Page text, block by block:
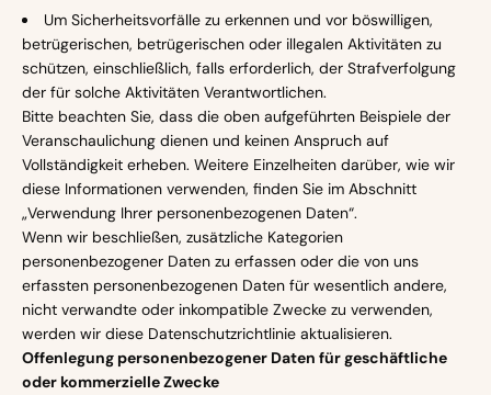
Um Sicherheitsvorfälle zu erkennen und vor böswilligen,
betrügerischen, betrügerischen oder illegalen Aktivitäten zu
schützen, einschließlich, falls erforderlich, der Strafverfolgung
der für solche Aktivitäten Verantwortlichen.
Bitte beachten Sie, dass die oben aufgeführten Beispiele der
Veranschaulichung dienen und keinen Anspruch auf
Vollständigkeit erheben. Weitere Einzelheiten darüber, wie wir
diese Informationen verwenden, finden Sie im Abschnitt
„Verwendung Ihrer personenbezogenen Daten“.
Wenn wir beschließen, zusätzliche Kategorien
personenbezogener Daten zu erfassen oder die von uns
erfassten personenbezogenen Daten für wesentlich andere,
nicht verwandte oder inkompatible Zwecke zu verwenden,
werden wir diese Datenschutzrichtlinie aktualisieren.
Offenlegung personenbezogener Daten für geschäftliche
oder kommerzielle Zwecke